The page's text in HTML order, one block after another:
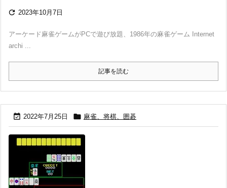
 2023年10月7日
アーケード麻雀ゲームがPCで遊び放題、1986年の麻雀ゲーム Internet
archi ...
記事を読む
 2022年7月25日  麻雀、将棋、囲碁